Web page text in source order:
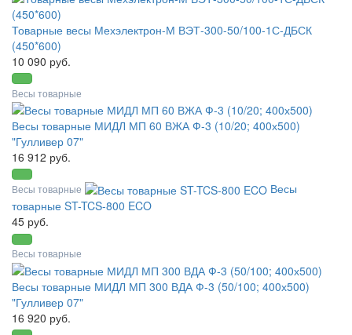
Товарные весы Мехэлектрон-М ВЭТ-300-50/100-1С-ДБСК
(450*600)
10 090 руб.
Весы товарные
Весы товарные МИДЛ МП 60 ВЖА Ф-3 (10/20; 400х500)
"Гулливер 07"
16 912 руб.
Весы товарные
Весы
товарные ST-TCS-800 ECO
45 руб.
Весы товарные
Весы товарные МИДЛ МП 300 ВДА Ф-3 (50/100; 400х500)
"Гулливер 07"
16 920 руб.